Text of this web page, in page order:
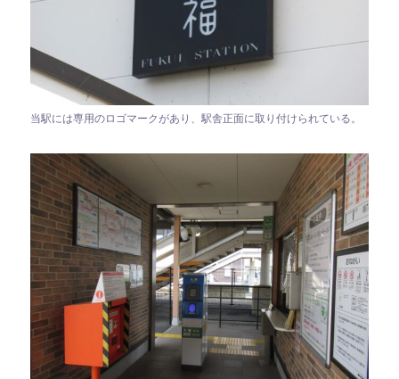
当駅には専用のロゴマークがあり、駅舎正面に取り付けられている。